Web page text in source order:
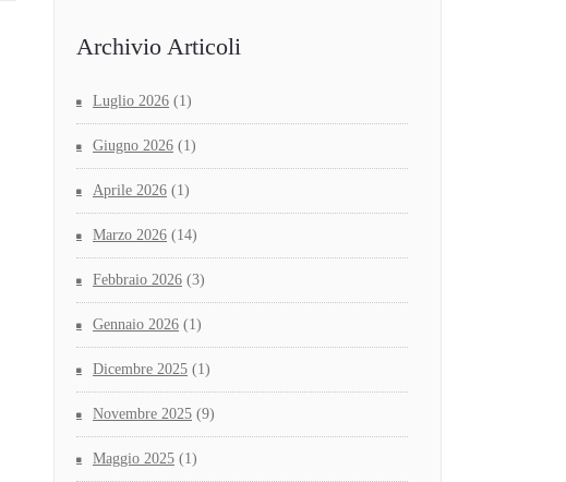
Archivio Articoli
Luglio 2026 (1)
Giugno 2026 (1)
Aprile 2026 (1)
Marzo 2026 (14)
Febbraio 2026 (3)
Gennaio 2026 (1)
Dicembre 2025 (1)
Novembre 2025 (9)
Maggio 2025 (1)